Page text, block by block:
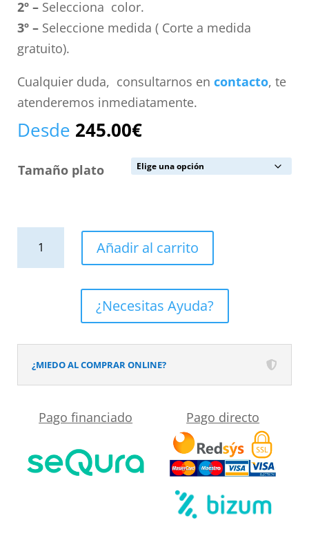
2º –Selecciona color.
3º –Seleccione medida ( Corte a medida
gratuito).
Cualquier duda, consultarnos en contacto, te
atenderemos inmediatamente.
Desde 245.00€
Tamaño plato
pizarra
acabado
efecto
TANO
antideslizante
Añadir al carrito
¿Necesitas Ayuda?
¿MIEDO AL COMPRAR ONLINE?
Pago financiado Pago directo